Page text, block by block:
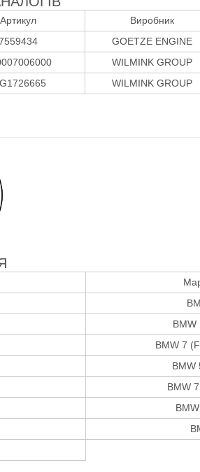
Артикул Виробник
GOETZE ENGINE
WILMINK GROUP
WILMINK GROUP
BMW
BMW 7
BMW
BMW